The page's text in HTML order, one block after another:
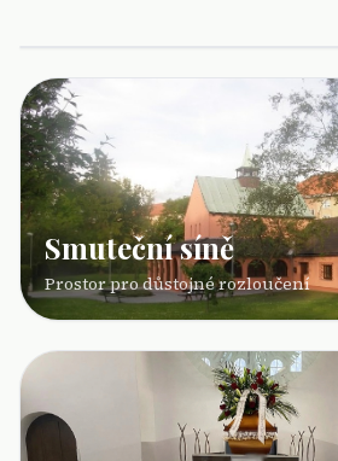
Smuteční síně
Prostor pro důstojné rozloučení